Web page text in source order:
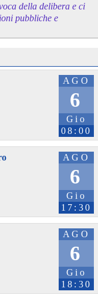
della delibera e ci
pubbliche e
AGO
6
Gio
08:00
AGO
6
Gio
17:30
AGO
6
Gio
18:30